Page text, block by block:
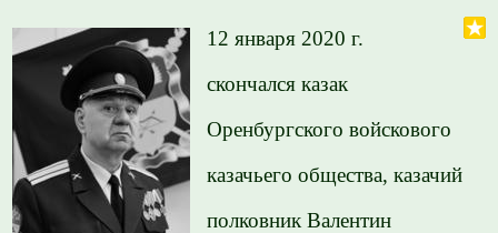
12 января 2020 г.
скончался казак
Оренбургского войскового
казачьего общества, казачий
полковник Валентин